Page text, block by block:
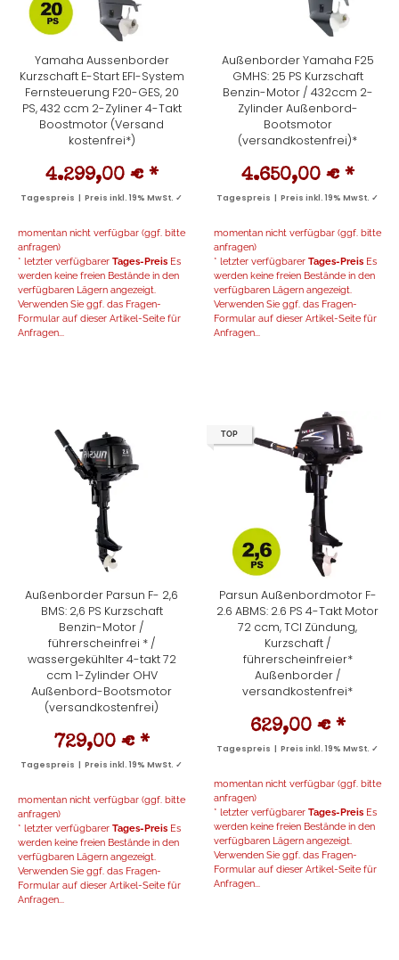
Yamaha Aussenborder
Kurzschaft E-Start EFI-System
Fernsteuerung F20-GES, 20
PS, 432 ccm 2-Zyliner 4-Takt
Boostmotor (Versand
kostenfrei*)
4.299,00 € *
Tagespreis | Preis inkl. 19% MwSt. ✓
momentan nicht verfügbar (ggf. bitte
anfragen)
* letzter verfügbarer Tages-Preis Es
werden keine freien Bestände in den
verfügbaren Lägern angezeigt.
Verwenden Sie ggf. das Fragen-
Formular auf dieser Artikel-Seite für
Anfragen...
Außenborder Yamaha F25
GMHS: 25 PS Kurzschaft
Benzin-Motor / 432ccm 2-
Zylinder Außenbord-
Bootsmotor
(versandkostenfrei)*
4.650,00 € *
Tagespreis | Preis inkl. 19% MwSt. ✓
momentan nicht verfügbar (ggf. bitte
anfragen)
* letzter verfügbarer Tages-Preis Es
werden keine freien Bestände in den
verfügbaren Lägern angezeigt.
Verwenden Sie ggf. das Fragen-
Formular auf dieser Artikel-Seite für
Anfragen...
Außenborder Parsun F- 2,6
BMS: 2,6 PS Kurzschaft
Benzin-Motor /
führerscheinfrei * /
wassergekühlter 4-takt 72
ccm 1-Zylinder OHV
Außenbord-Bootsmotor
(versandkostenfrei)
729,00 € *
Tagespreis | Preis inkl. 19% MwSt. ✓
momentan nicht verfügbar (ggf. bitte
anfragen)
* letzter verfügbarer Tages-Preis Es
werden keine freien Bestände in den
verfügbaren Lägern angezeigt.
Verwenden Sie ggf. das Fragen-
Formular auf dieser Artikel-Seite für
Anfragen...
TOP
Parsun Außenbordmotor F-
2.6 ABMS: 2.6 PS 4-Takt Motor
72 ccm, TCI Zündung,
Kurzschaft /
führerscheinfreier*
Außenborder /
versandkostenfrei*
629,00 € *
Tagespreis | Preis inkl. 19% MwSt. ✓
momentan nicht verfügbar (ggf. bitte
anfragen)
* letzter verfügbarer Tages-Preis Es
werden keine freien Bestände in den
verfügbaren Lägern angezeigt.
Verwenden Sie ggf. das Fragen-
Formular auf dieser Artikel-Seite für
Anfragen...